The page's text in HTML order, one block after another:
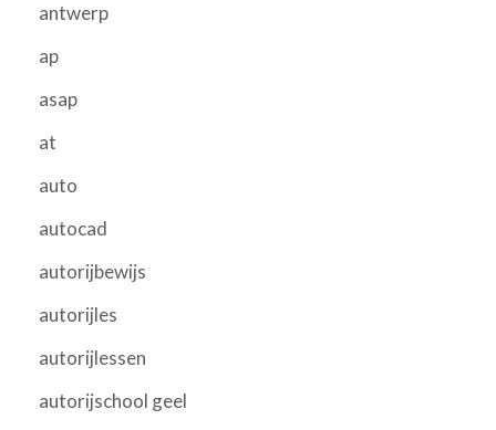
antwerp
ap
asap
at
auto
autocad
autorijbewijs
autorijles
autorijlessen
autorijschool geel